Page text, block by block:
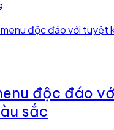
độc đáo
sắc